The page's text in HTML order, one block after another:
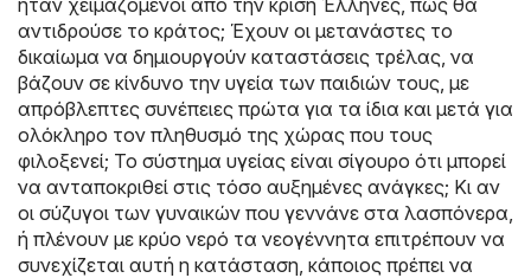
ήταν χειμαζόμενοι από την κρίση Έλληνες, πώς θα
αντιδρούσε το κράτος; Έχουν οι μετανάστες το
δικαίωμα να δημιουργούν καταστάσεις τρέλας, να
βάζουν σε κίνδυνο την υγεία των παιδιών τους, με
απρόβλεπτες συνέπειες πρώτα για τα ίδια και μετά για
ολόκληρο τον πληθυσμό της χώρας που τους
φιλοξενεί; Το σύστημα υγείας είναι σίγουρο ότι μπορεί
να ανταποκριθεί στις τόσο αυξημένες ανάγκες; Κι αν
οι σύζυγοι των γυναικών που γεννάνε στα λασπόνερα,
ή πλένουν με κρύο νερό τα νεογέννητα επιτρέπουν να
συνεχίζεται αυτή η κατάσταση, κάποιος πρέπει να